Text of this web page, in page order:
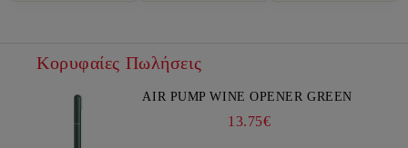
Κορυφαίες Πωλήσεις
AIR PUMP WINE OPENER GREEN
13.75€